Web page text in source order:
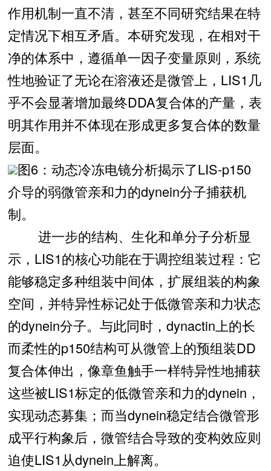
作用机制一直不清，甚至不同研究结果在特
定情况下相互矛盾。本研究发现，在相对干
净的体系中，遵循单一因子变量原则，系统
性地验证了无论在溶液还是微管上，LIS1几
乎不会显著增加最终DDA复合体的产量，表
明其作用并不体现在形成更多复合体的数量
层面。
图6：动态冷冻电镜分析揭示了LIS-p150
介导的弱微管亲和力的dynein分子捕获机
制。
进一步的结构、生化和单分子分析显
示，LIS1的核心功能在于调控组装过程：它
能够稳定多种组装中间体，扩展组装的构象
空间，并特异性标记处于低微管亲和力状态
的dynein分子。与此同时，dynactin上的长
而柔性的p150结构可从微管上的预组装DD
复合体伸出，像章鱼触手一样特异性地捕获
这些被LIS1标定的低微管亲和力的dynein，
实现动态募集；而当dynein稳定结合微管形
成平行构象后，微管结合导致的变构效应则
迫使LIS1从dynein上解离。